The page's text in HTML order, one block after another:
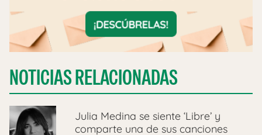
NOTICIAS RELACIONADAS
Julia Medina se siente ‘Libre’ y
comparte una de sus canciones